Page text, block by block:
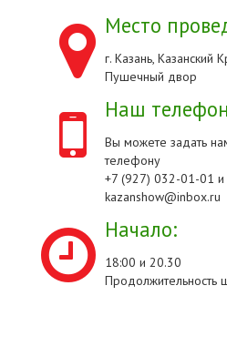
Место
г. Казань, Казанский
Пушечный двор
Наш
Вы можете задать
телефону
+7 (927) 032-01-01 и
kazanshow@inbox.ru
Начало:
18:00 и 20.30
Продолжительность